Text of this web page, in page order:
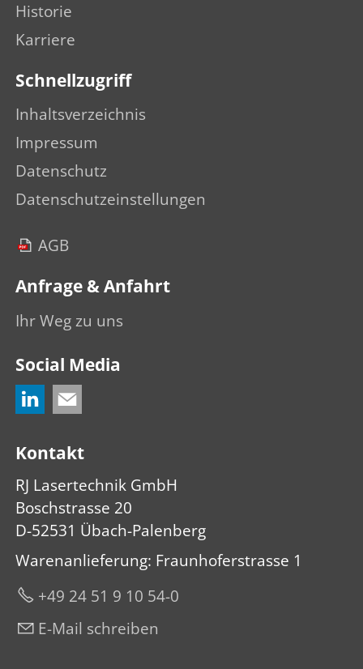
Historie
Karriere
Schnellzugriff
Inhaltsverzeichnis
Impressum
Datenschutz
Datenschutzeinstellungen
AGB
Anfrage & Anfahrt
Ihr Weg zu uns
Social Media
Kontakt
RJ Lasertechnik GmbH
Boschstrasse 20
D-52531 Übach-Palenberg
Warenanlieferung: Fraunhoferstrasse 1
+49 24 51 9 10 54-0
E-Mail schreiben